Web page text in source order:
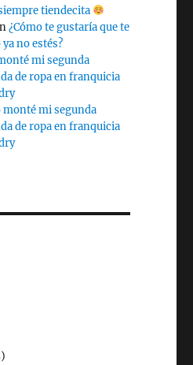
tiendecita
¿Cómo te gustaría que te
no estés?
mi segunda
de ropa en franquicia
monté mi segunda
de ropa en franquicia